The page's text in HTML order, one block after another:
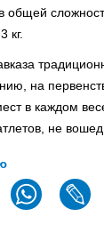
кг.
на
в каждом
не